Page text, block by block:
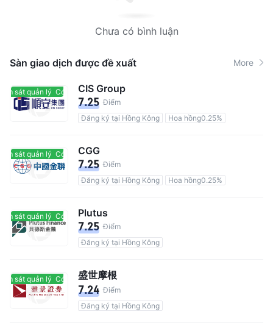
Chưa có bình luận
Sàn giao dịch được đề xuất More
sát quản lý Có giám sát quản lý
CIS Group
7.25 Điểm
Đăng ký tại Hồng Kông
Hoa hồng0.25%
sát quản lý Có giám sát quản lý
CGG
7.25 Điểm
Đăng ký tại Hồng Kông
Hoa hồng0.25%
sát quản lý Có giám sát quản lý
Plutus
7.25 Điểm
Đăng ký tại Hồng Kông
sát quản lý Có giám sát quản lý
盛世摩根
7.24 Điểm
Đăng ký tại Hồng Kông